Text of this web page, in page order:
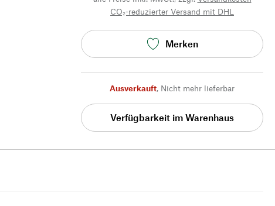
CO₂-reduzierter Versand mit DHL
Merken
Ausverkauft, Nicht mehr lieferbar
Verfügbarkeit im Warenhaus